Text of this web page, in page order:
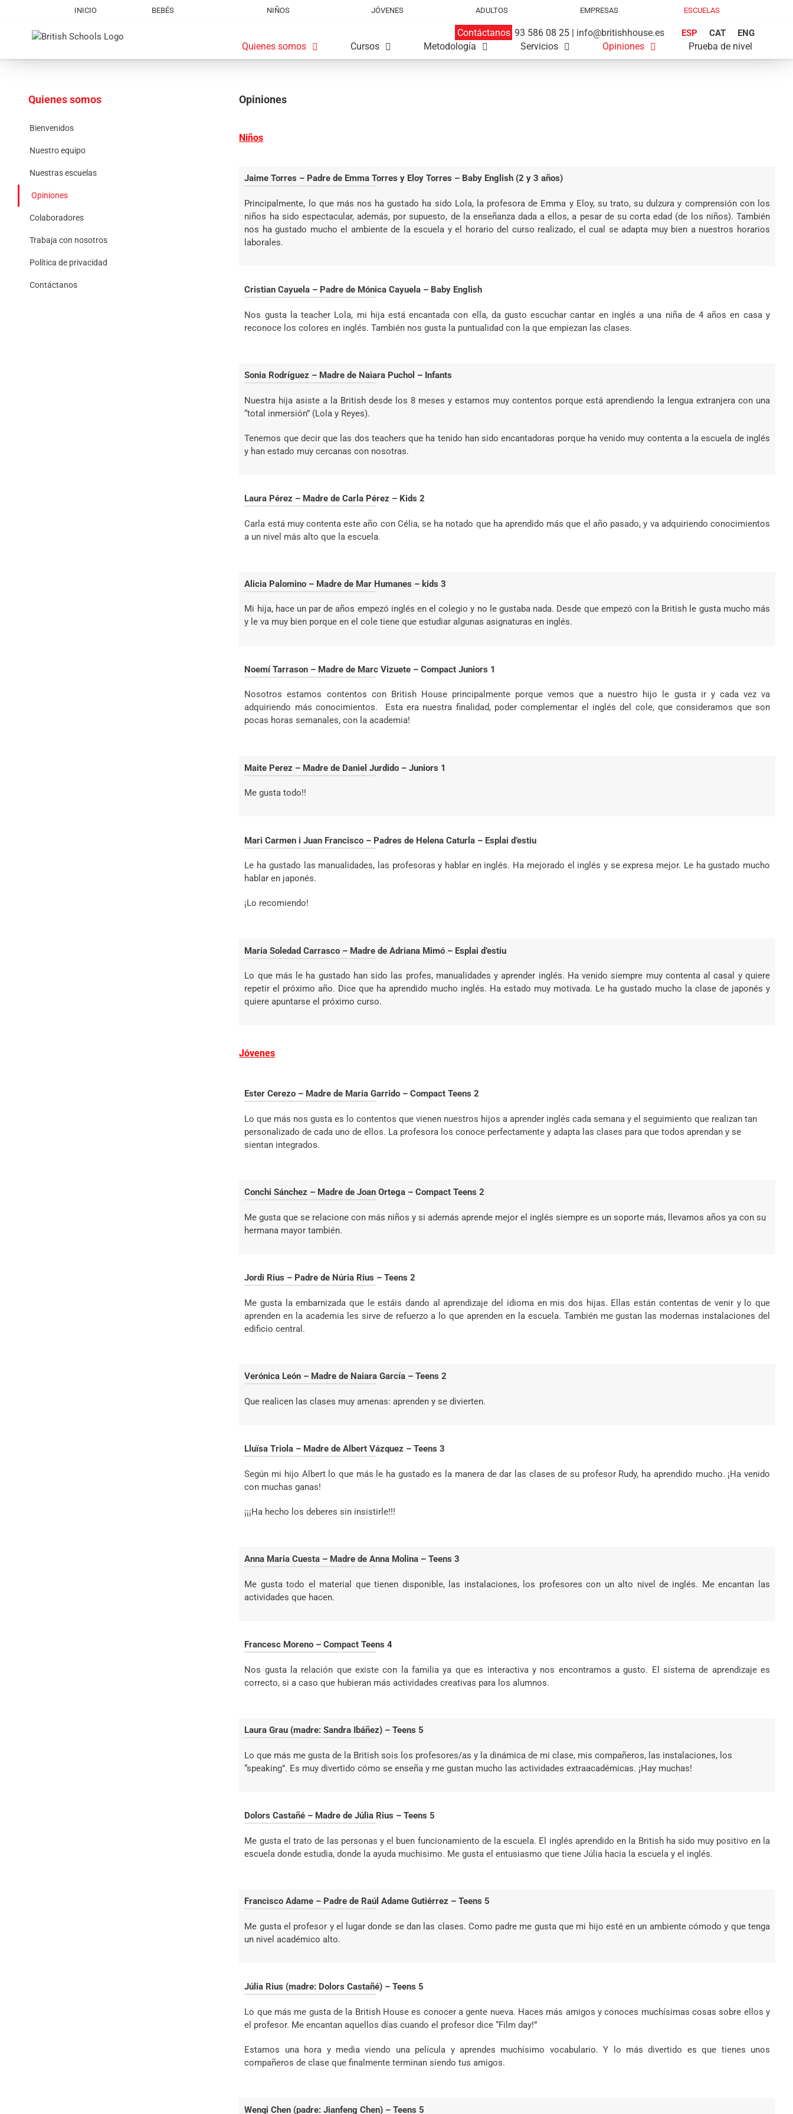
INICIO BEBÉS NIÑOS JÓVENES ADULTOS EMPRESAS ESCUELAS
ESP CAT ENG
Contáctanos 93 586 08 25 | info@britishhouse.es
Quienes somos
Cursos Metodología Servicios Opiniones Prueba de nivel
Opiniones
Niños
Jaime Torres – Padre de Emma Torres y Eloy Torres – Baby English (2 y 3 años)
Principalmente, lo que más nos ha gustado ha sido Lola, la profesora de Emma y Eloy, su trato, su dulzura y comprensión con los
niños ha sido espectacular, además, por supuesto, de la enseñanza dada a ellos, a pesar de su corta edad (de los niños). También
nos ha gustado mucho el ambiente de la escuela y el horario del curso realizado, el cual se adapta muy bien a nuestros horarios
laborales.
Cristian Cayuela – Padre de Mónica Cayuela – Baby English
Nos gusta la teacher Lola, mi hija está encantada con ella, da gusto escuchar cantar en inglés a una niña de 4 años en casa y
reconoce los colores en inglés. También nos gusta la puntualidad con la que empiezan las clases.
Sonia Rodríguez – Madre de Naiara Puchol – Infants
Nuestra hija asiste a la British desde los 8 meses y estamos muy contentos porque está aprendiendo la lengua extranjera con una
“total inmersión” (Lola y Reyes).
Tenemos que decir que las dos teachers que ha tenido han sido encantadoras porque ha venido muy contenta a la escuela de inglés
y han estado muy cercanas con nosotras.
Laura Pérez – Madre de Carla Pérez – Kids 2
Carla está muy contenta este año con Célia, se ha notado que ha aprendido más que el año pasado, y va adquiriendo conocimientos
a un nivel más alto que la escuela.
Alicia Palomino – Madre de Mar Humanes – kids 3
Mi hija, hace un par de años empezó inglés en el colegio y no le gustaba nada. Desde que empezó con la British le gusta mucho más
y le va muy bien porque en el cole tiene que estudiar algunas asignaturas en inglés.
Noemí Tarrason – Madre de Marc Vizuete – Compact Juniors 1
Nosotros estamos contentos con British House principalmente porque vemos que a nuestro hijo le gusta ir y cada vez va
adquiriendo más conocimientos.
Esta era nuestra finalidad, poder complementar el inglés del cole, que consideramos que son
pocas horas semanales, con la academia!
Maite Perez – Madre de Daniel Jurdido – Juniors 1
Me gusta todo!!
Mari Carmen i Juan Francisco – Padres de Helena Caturla – Esplai d’estiu
Le ha gustado las manualidades, las profesoras y hablar en inglés. Ha mejorado el inglés y se expresa mejor. Le ha gustado mucho
hablar en japonés.
¡Lo recomiendo!
Maria Soledad Carrasco – Madre de Adriana Mimó – Esplai d’estiu
Lo que más le ha gustado han sido las profes, manualidades y aprender inglés. Ha venido siempre muy contenta al casal y quiere
repetir el próximo año. Dice que ha aprendido mucho inglés. Ha estado muy motivada. Le ha gustado mucho la clase de japonés y
quiere apuntarse el próximo curso.
Jóvenes
Ester Cerezo – Madre de Maria Garrido – Compact Teens 2
Lo que más nos gusta es lo contentos que vienen nuestros hijos a aprender inglés cada semana y el seguimiento que realizan tan
personalizado de cada uno de ellos. La profesora los conoce perfectamente y adapta las clases para que todos aprendan y se
sientan integrados.
Conchi Sánchez – Madre de Joan Ortega – Compact Teens 2
Me gusta que se relacione con más niños y si además aprende mejor el inglés siempre es un soporte más, llevamos años ya con su
hermana mayor también.
Jordi Rius – Padre de Núria Rius – Teens 2
Me gusta la embarnizada que le estáis dando al aprendizaje del idioma en mis dos hijas. Ellas están contentas de venir y lo que
aprenden en la academia les sirve de refuerzo a lo que aprenden en la escuela. También me gustan las modernas instalaciones del
edificio central.
Verónica León – Madre de Naiara García – Teens 2
Que realicen las clases muy amenas: aprenden y se divierten.
Lluïsa Triola – Madre de Albert Vázquez – Teens 3
Según mi hijo Albert lo que más le ha gustado es la manera de dar las clases de su profesor Rudy, ha aprendido mucho. ¡Ha venido
con muchas ganas!
¡¡¡Ha hecho los deberes sin insistirle!!!
Anna Maria Cuesta – Madre de Anna Molina – Teens 3
Me gusta todo el material que tienen disponible, las instalaciones, los profesores con un alto nivel de inglés. Me encantan las
actividades que hacen.
Francesc Moreno – Compact Teens 4
Nos gusta la relación que existe con la familia ya que es interactiva y nos encontramos a gusto. El sistema de aprendizaje es
correcto, si a caso que hubieran más actividades creativas para los alumnos.
Laura Grau (madre: Sandra Ibáñez) – Teens 5
Lo que más me gusta de la British sois los profesores/as y la dinámica de mi clase, mis compañeros, las instalaciones, los
“speaking”. Es muy divertido cómo se enseña y me gustan mucho las actividades extraacadémicas. ¡Hay muchas!
Dolors Castañé – Madre de Júlia Rius – Teens 5
Me gusta el trato de las personas y el buen funcionamiento de la escuela. El inglés aprendido en la British ha sido muy positivo en la
escuela donde estudia, donde la ayuda muchisimo. Me gusta el entusiasmo que tiene Júlia hacia la escuela y el inglés.
Francisco Adame – Padre de Raúl Adame Gutiérrez – Teens 5
Me gusta el profesor y el lugar donde se dan las clases. Como padre me gusta que mi hijo esté en un ambiente cómodo y que tenga
un nivel académico alto.
Júlia Rius (madre: Dolors Castañé) – Teens 5
Lo que más me gusta de la British House es conocer a gente nueva. Haces más amigos y conoces muchísimas cosas sobre ellos y
el profesor. Me encantan aquellos días cuando el profesor dice “Film day!”
Estamos una hora y media viendo una película y aprendes muchísimo vocabulario. Y lo más divertido es que tienes unos
compañeros de clase que finalmente terminan siendo tus amigos.
Wenqi Chen (padre: Jianfeng Chen) – Teens 5
Quienes somos
Bienvenidos
Nuestro equipo
Nuestras escuelas
Opiniones
Colaboradores
Trabaja con nosotros
Política de privacidad
Contáctanos